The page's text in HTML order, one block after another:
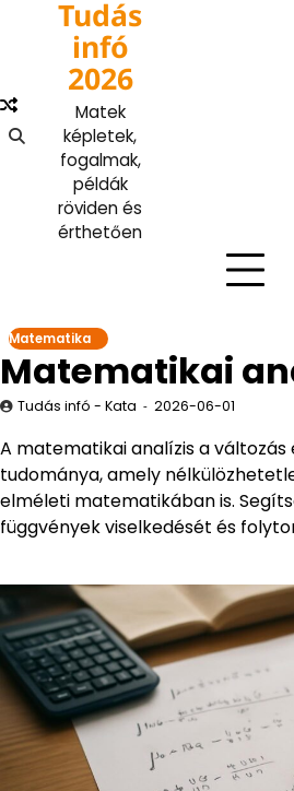
Tudás
infó
2026
Matek
képletek,
fogalmak,
példák
röviden és
érthetően
Matematika
Matematikai
Tudás infó - Kata 2026-06-01
A matematikai analízis a
tudománya, amely
elméleti matematikában is.
függvények viselkedését és